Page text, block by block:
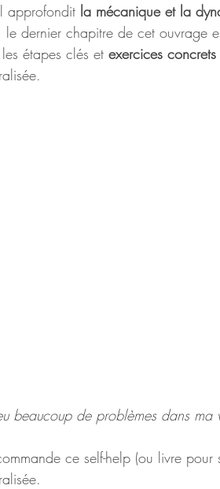
approfondit la mécanique et la
le dernier chapitre de cet ouvrage
étapes clés et exercices concrets
beaucoup de problèmes dans
ce self-help (ou livre